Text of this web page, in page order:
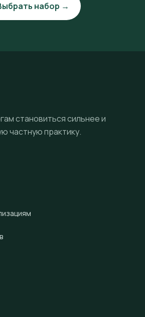
набор →
становиться сильнее и
частную практику.